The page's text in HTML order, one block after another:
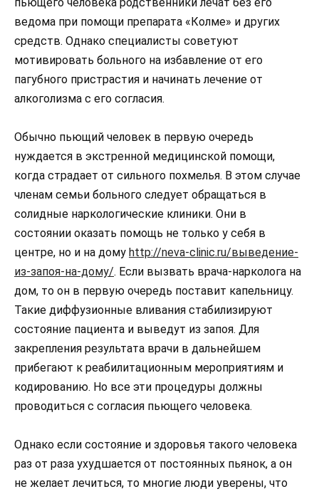
ведома при помощи препарата «Колме» и других
средств. Однако специалисты советуют
мотивировать больного на избавление от его
пагубного пристрастия и начинать лечение от
алкоголизма с его согласия.
Обычно пьющий человек в первую очередь
нуждается в экстренной медицинской помощи,
когда страдает от сильного похмелья. В этом случае
членам семьи больного следует обращаться в
солидные наркологические клиники. Они в
состоянии оказать помощь не только у себя в
центре, но и на дому http://neva-clinic.ru/выведение-
из-запоя-на-дому/. Если вызвать врача-нарколога на
дом, то он в первую очередь поставит капельницу.
Такие диффузионные вливания стабилизируют
состояние пациента и выведут из запоя. Для
закрепления результата врачи в дальнейшем
прибегают к реабилитационным мероприятиям и
кодированию. Но все эти процедуры должны
проводиться с согласия пьющего человека.
Однако если состояние и здоровья такого человека
раз от раза ухудшается от постоянных пьянок, а он
не желает лечиться, то многие люди уверены, что